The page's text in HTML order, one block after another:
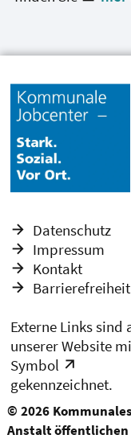
Datenschutz
Impressum
Kontakt
Barrierefreiheit
Externe Links sind
unserer Website
Symbol
gekennzeichnet.
© 2026
Anstalt öffentlichen